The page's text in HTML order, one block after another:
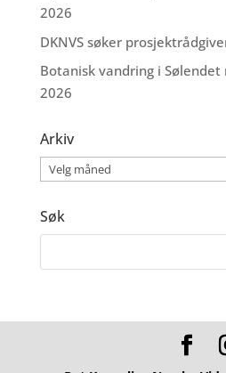
2026
DKNVS søker
Botanisk vandring i
2026
Arkiv
Arkiv
Søk